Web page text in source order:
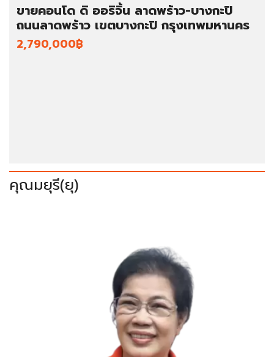
ขายคอนโด ดิ ออริจิ้น ลาดพร้าว-บางกะปิ
ถนนลาดพร้าว เขตบางกะปิ กรุงเทพมหานคร
2,790,000฿
คุณมยุรี(ยุ)